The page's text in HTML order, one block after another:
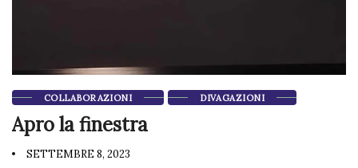
COLLABORAZIONI DIVAGAZIONI
Apro la finestra
SETTEMBRE 8, 2023